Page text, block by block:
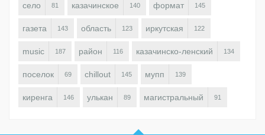
село 81 казачинское 140 формат 145
газета 143 область 123 иркутская 122
music 187 район 116 казачинско-ленский 134
поселок 69 chillout 145 мупп 139
киренга 146 улькан 89 магистральный 91